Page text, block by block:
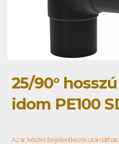
25/90°
idom PE100
Az ár, készlet bejelentkezés után